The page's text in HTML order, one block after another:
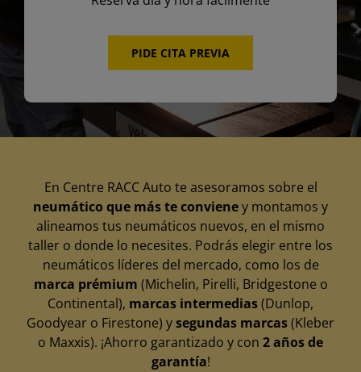
PIDE CITA PREVIA
En Centre RACC Auto te asesoramos sobre el
neumático que más te convieney montamos y
alineamos tus neumáticos nuevos, en el mismo
taller o donde lo necesites. Podrás elegir entre los
neumáticos líderes del mercado, como los de
marca prémium (Michelin, Pirelli, Bridgestone o
Continental), marcas intermedias(Dunlop,
Goodyear o Firestone) ysegundas marcas(Kleber
o Maxxis). ¡Ahorro garantizado y con 2 años de
garantía!